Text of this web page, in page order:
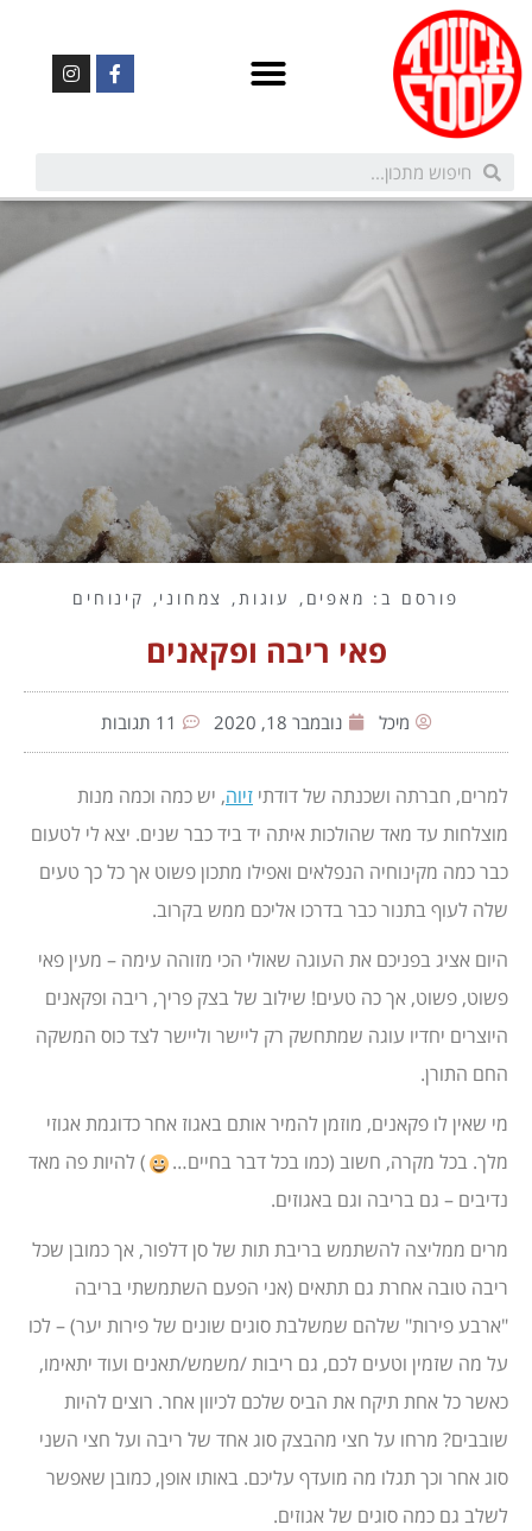
פורסם ב: מאפים , עוגות, צמחוני, קינוחים
פאי ריבה ופקאנים
מיכל נובמבר 18, 2020 11 תגובות
למרים, חברתה ושכנתה של דודתי זיוה, יש כמה וכמה מנות
מוצלחות עד מאד שהולכות איתה יד ביד כבר שנים. יצא לי לטעום
כבר כמה מקינוחיה הנפלאים ואפילו מתכון פשוט אך כל כך טעים
שלה לעוף בתנור כבר בדרכו אליכם ממש בקרוב.
היום אציג בפניכם את העוגה שאולי הכי מזוהה עימה – מעין פאי
פשוט, פשוט, אך כה טעים! שילוב של בצק פריך, ריבה ופקאנים
היוצרים יחדיו עוגה שמתחשק רק ליישר וליישר לצד כוס המשקה
החם התורן.
מי שאין לו פקאנים, מוזמן להמיר אותם באגוז אחר כדוגמת אגוזי
מלך. בכל מקרה, חשוב (כמו בכל דבר בחיים…
) להיות פה מאד
נדיבים – גם בריבה וגם באגוזים.
מרים ממליצה להשתמש בריבת תות של סן דלפור, אך כמובן שכל
ריבה טובה אחרת גם תתאים (אני הפעם השתמשתי בריבה
"ארבע פירות" שלהם שמשלבת סוגים שונים של פירות יער) – לכו
על מה שזמין וטעים לכם, גם ריבות /משמש/תאנים ועוד יתאימו,
כאשר כל אחת תיקח את הביס שלכם לכיוון אחר. רוצים להיות
שובבים? מרחו על חצי מהבצק סוג אחד של ריבה ועל חצי השני
סוג אחר וכך תגלו מה מועדף עליכם. באותו אופן, כמובן שאפשר
לשלב גם כמה סוגים של אגוזים.